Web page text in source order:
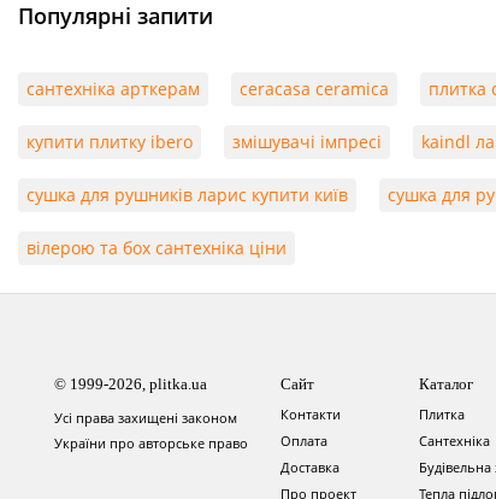
Популярні запити
сантехніка арткерам ceracasa ceramica плитка
купити плитку ibero змішувачі імпресі kaindl
сушка для рушників ларис купити київ сушка для
вілерою та бох сантехніка ціни
© 1999-2026, plitka.ua
Усі права захищені законом
України про авторське право
Сайт
Контакти
Оплата
Доставка
Про проект
Каталог
Плитка
Сантехніка
Будівельна
Тепла